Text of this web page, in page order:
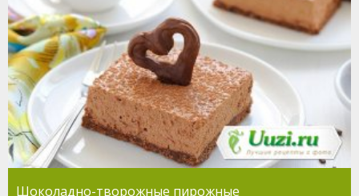
Шоколадно-творожные пирожные